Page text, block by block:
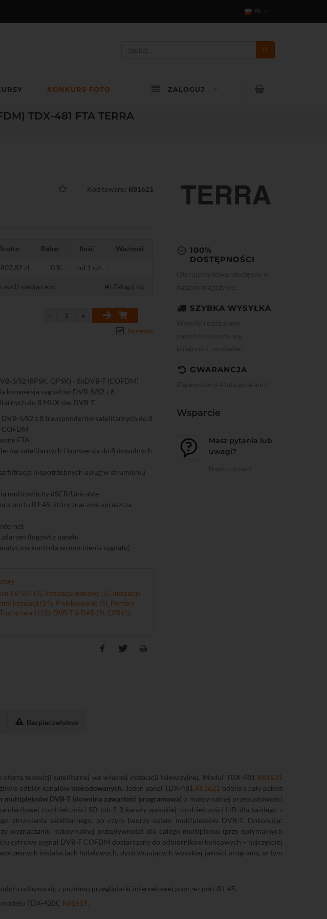
PL
KONKURS FOTO ZALOGUJ
TDX-481 FTA TERRA
Kod towaru: R81621
Rabat Ilość Ważność
zł 0 % od 1 szt.
swoją cenę Zaloguj się
Dostępny
S/S2 (8PSK, QPSK) - 8xDVB-T (COFDM)
konwersja sygnałów DVB-S/S2 z 8
do 8 MUX-ów DVB-T.
DVB-S/S2 z 8 transponderów satelitarnych do 8
FTA
satelitarnych i konwersja do 8 dowolnych
filtracja niepotrzebnych usług w strumieniu
multiswitchy dSCR/Unicable
portu RJ-45, który znacznie upraszcza
(logów) z panelu
kontrola wzmocnienia sygnału)
TV-SAT (3) Instalacje domowe (5) Instalacje
instalacji (14) Projektowanie (4) Pomiary
Trochę teorii (12) DVB-T & DAB (9) CPR (1)
100%
DOSTĘPNOŚCI
SZYBKA WYSYŁKA
GWARANCJA
Wsparcie
Masz pytania lub
uwagi?
Bezpieczeństwo
telewizji satelitarnej we własnej instalacji telewizyjnej. Moduł TDX-481 R81621
odbiór kanałów niekodowanych. Jeden panel TDX-481 R81621 odbiera cały pakiet
multipleksów DVB-T (dowolna zawartość programowa) o maksymalnej przepustowości
rozdzielczości SD lub 2-3 kanały wysokiej rozdzielczości HD dla każdego z
strumienia satelitarnego, po czym tworzy osiem multipleksów DVB-T. Dokonując
wyznaczaniu maksymalnej przepływności dla całego multipleksu (przy optymalnych
cyfrowy sygnał DVB-T COFDM dostarczany do odbiorników końcowych – najczęściej
instalacjach hotelowych, dystrybuujących wysokiej jakości programy, w tym
odbywa się z poziomu przeglądarki internetowej poprzez port RJ-45.
TDX-420C R81619.